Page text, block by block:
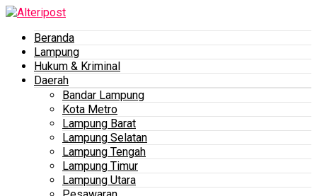
Beranda
Lampung
Hukum & Kriminal
Daerah
Bandar Lampung
Kota Metro
Lampung Barat
Lampung Selatan
Lampung Tengah
Lampung Timur
Lampung Utara